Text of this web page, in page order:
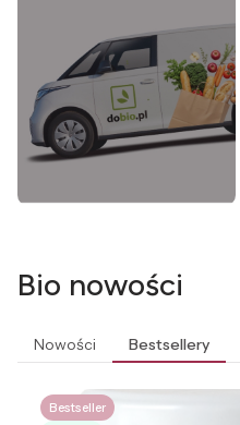
Bio nowości
Nowości Bestsellery
Bestseller